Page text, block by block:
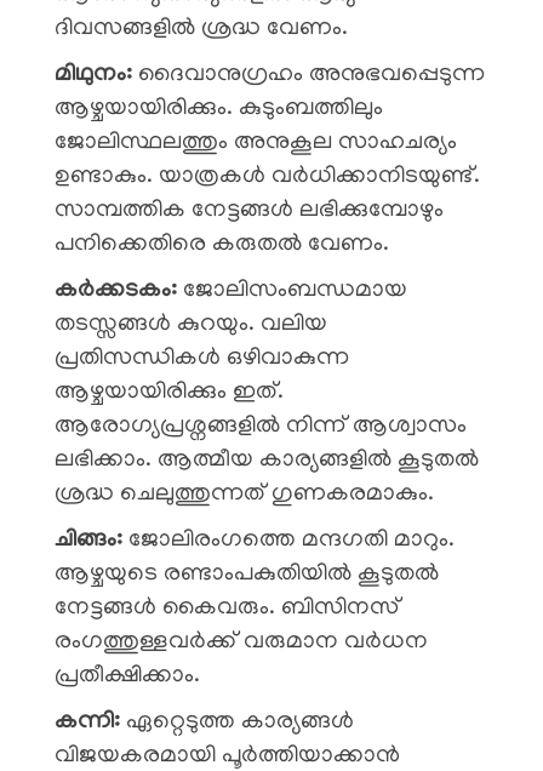
ദിവസങ്ങളിൽ ശ്രദ്ധ വേണം.
മിഥുനം: ദൈവാനുഗ്രഹം അനുഭവപ്പെടുന്ന
ആഴ്ചയായിരിക്കും. കുടുംബത്തിലും
ജോലിസ്ഥലത്തും അനുകൂല സാഹചര്യം
ഉണ്ടാകും. യാത്രകൾ വർധിക്കാനിടയുണ്ട്.
സാമ്പത്തിക നേട്ടങ്ങൾ ലഭിക്കുമ്പോഴും
പനിക്കെതിരെ കരുതൽ വേണം.
കർക്കടകം: ജോലിസംബന്ധമായ
തടസ്സങ്ങൾ കുറയും. വലിയ
പ്രതിസന്ധികൾ ഒഴിവാകുന്ന
ആഴ്ചയായിരിക്കും ഇത്.
ആരോഗ്യപ്രശ്നങ്ങളിൽ നിന്ന് ആശ്വാസം
ലഭിക്കാം. ആത്മീയ കാര്യങ്ങളിൽ കൂടുതൽ
ശ്രദ്ധ ചെലുത്തുന്നത് ഗുണകരമാകും.
ചിങ്ങം: ജോലിരംഗത്തെ മന്ദഗതി മാറും.
ആഴ്ചയുടെ രണ്ടാംപകുതിയിൽ കൂടുതൽ
നേട്ടങ്ങൾ കൈവരും. ബിസിനസ്
രംഗത്തുള്ളവർക്ക് വരുമാന വർധന
പ്രതീക്ഷിക്കാം.
കന്നി: ഏറ്റെടുത്ത കാര്യങ്ങൾ
വിജയകരമായി പൂർത്തിയാക്കാൻ